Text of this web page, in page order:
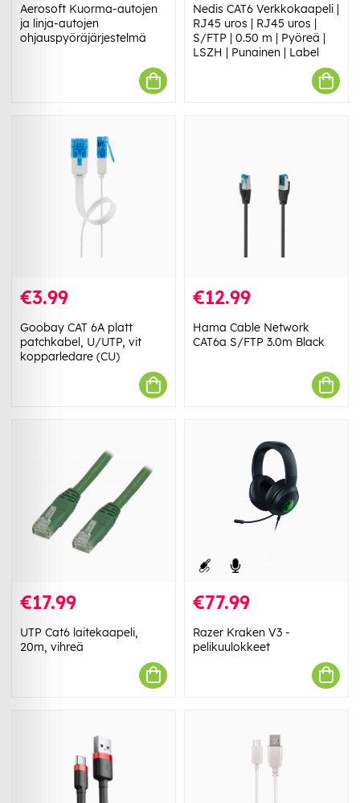
Aerosoft Kuorma-autojen
ja linja-autojen
ohjauspyöräjärjestelmä
Nedis CAT6 Verkkokaapeli |
RJ45 uros | RJ45 uros |
S/FTP | 0.50 m | Pyöreä |
LSZH | Punainen | Label
€3.99
Goobay CAT 6A platt
patchkabel, U/UTP, vit
kopparledare (CU)
€12.99
Hama Cable Network
CAT6a S/FTP 3.0m Black
€17.99
UTP Cat6 laitekaapeli,
20m, vihreä
€77.99
Razer Kraken V3 -
pelikuulokkeet